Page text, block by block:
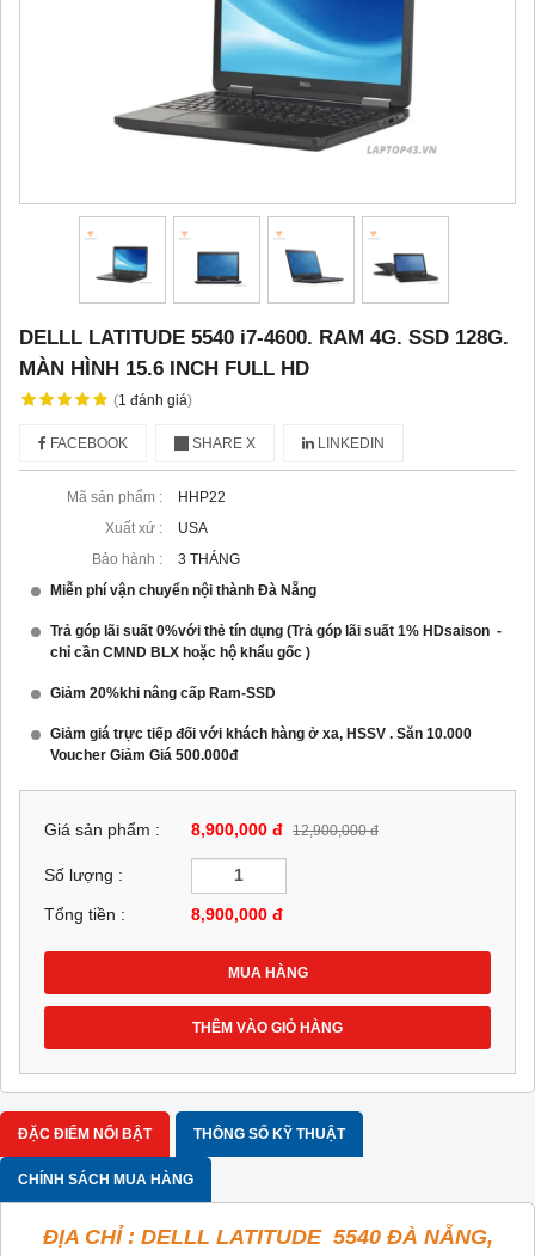
DELLL LATITUDE 5540 i7-4600. RAM 4G. SSD 128G.
MÀN HÌNH 15.6 INCH FULL HD
(1 đánh giá)
FACEBOOK SHARE X LINKEDIN
Mã sản phẩm :
HHP22
Xuất xứ :
USA
Bảo hành :
3 THÁNG
Miễn phí vận chuyển nội thành Đà Nẵng
Trả góp lãi suất 0%với thẻ tín dụng (Trả góp lãi suất 1% HDsaison -
chỉ cần CMND BLX hoặc hộ khẩu gốc )
Giảm 20%khi nâng cấp Ram-SSD
Giảm giá trực tiếp đối với khách hàng ở xa, HSSV . Săn 10.000
Voucher Giảm Giá 500.000đ
Giá sản phẩm : 8,900,000 đ 12,900,000 đ
Số lượng :
Tổng tiền : 8,900,000 đ
MUA HÀNG
THÊM VÀO GIỎ HÀNG
ĐẶC ĐIỂM NỔI BẬT THÔNG SỐ KỸ THUẬT
CHÍNH SÁCH MUA HÀNG
ĐỊA CHỈ : DELLL LATITUDE 5540 ĐÀ NẴNG,